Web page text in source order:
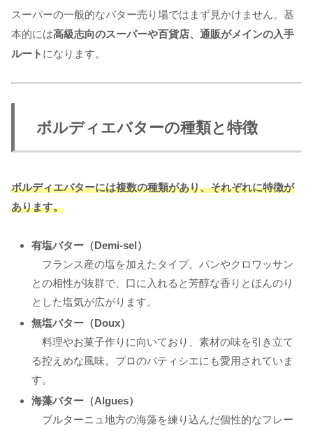
スーパーの一般的なバター売り場ではまず見かけません。基
本的には高級志向のスーパーや百貨店、通販がメインの入手
ルート になります。
ボルディエバターの種類と特徴
ボルディエバターには複数の種類があり、それぞれに特徴が
あります。
有塩バター（Demi-sel）
フランス産の塩を加えたタイプ。パンやクロワッサン
との相性が抜群で、口に入れると芳醇な香りとほんのり
とした塩気が広がります。
無塩バター（Doux）
料理やお菓子作りに向いており、素材の味を引き立て
る控えめな風味。プロのパティシエにも愛用されていま
す。
海藻バター（Algues）
ブルターニュ地方の海藻を練り込んだ個性的なフレー